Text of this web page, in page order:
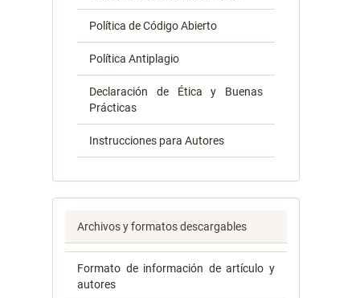
Política de Código Abierto
Política Antiplagio
Declaración de Ética y Buenas
Prácticas
Instrucciones para Autores
Archivos y formatos descargables
Formato de información de artículo y
autores